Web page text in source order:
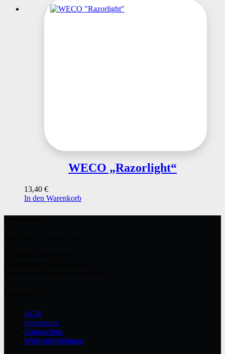
WECO „Razorlight“
13,40 €
In den Warenkorb
AGB
Impressum
Datenschutz
Widerrufbelehrung